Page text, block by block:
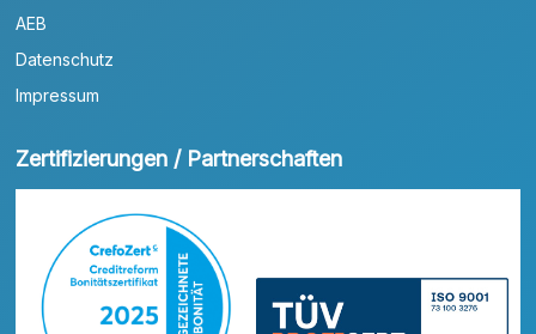
AEB
Datenschutz
Impressum
Zertifizierungen / Partnerschaften